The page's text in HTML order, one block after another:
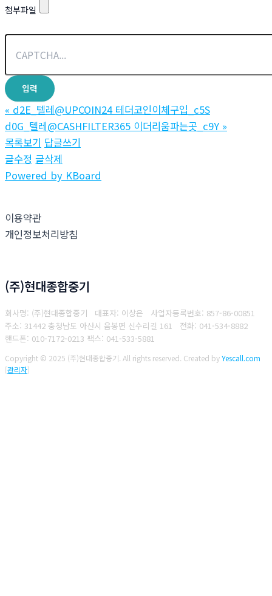
첨부파일
« d2E_텔레@UPCOIN24 테더코인이체구입_c5S
d0G_텔레@CASHFILTER365 이더리움파는곳_c9Y »
목록보기 답글쓰기
글수정 글삭제
Powered by KBoard
이용약관
개인정보처리방침
(주)현대종합중기
회사명: (주)현대종합중기 대표자: 이상은 사업자등록번호: 857-86-00851
주소: 31442 충청남도 아산시 음봉면 신수리길 161 전화: 041-534-8882
핸드폰: 010-7172-0213 팩스: 041-533-5881
Copyright © 2025 (주)현대종합중기. All rights reserved. Created byYescall.com
[관리자]